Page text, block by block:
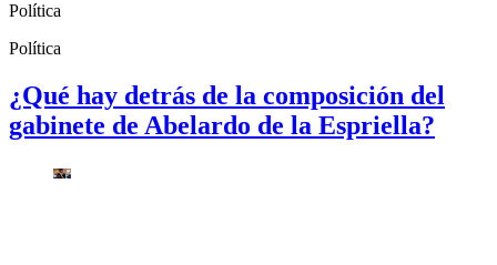
Política
Política
¿Qué hay detrás de la composición del
gabinete de Abelardo de la Espriella?